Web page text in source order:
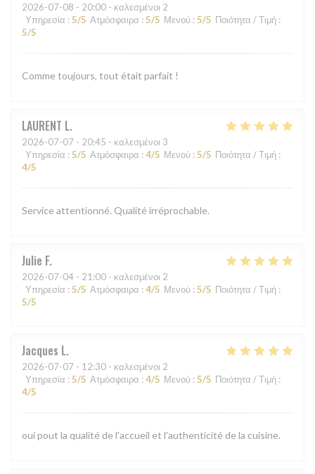
2026-07-08 - 20:00 - καλεσμένοι 2
Υπηρεσία : 5/5 Ατμόσφαιρα : 5/5 Μενού : 5/5 Ποιότητα / Τιμή :
5/5
Comme toujours, tout était parfait !
LAURENT L
2026-07-07 - 20:45 - καλεσμένοι 3
Υπηρεσία : 5/5 Ατμόσφαιρα : 4/5 Μενού : 5/5 Ποιότητα / Τιμή :
4/5
Service attentionné. Qualité irréprochable.
Julie F
2026-07-04 - 21:00 - καλεσμένοι 2
Υπηρεσία : 5/5 Ατμόσφαιρα : 4/5 Μενού : 5/5 Ποιότητα / Τιμή :
5/5
Jacques L
2026-07-07 - 12:30 - καλεσμένοι 2
Υπηρεσία : 5/5 Ατμόσφαιρα : 4/5 Μενού : 5/5 Ποιότητα / Τιμή :
4/5
oui pout la qualité de l'accueil et l'authenticité de la cuisine.